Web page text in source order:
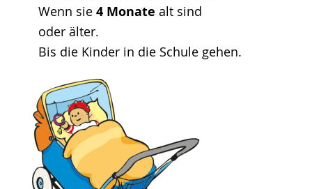
Wenn sie 4 Monate alt sind
oder älter.
Bis die Kinder in die Schule gehen.